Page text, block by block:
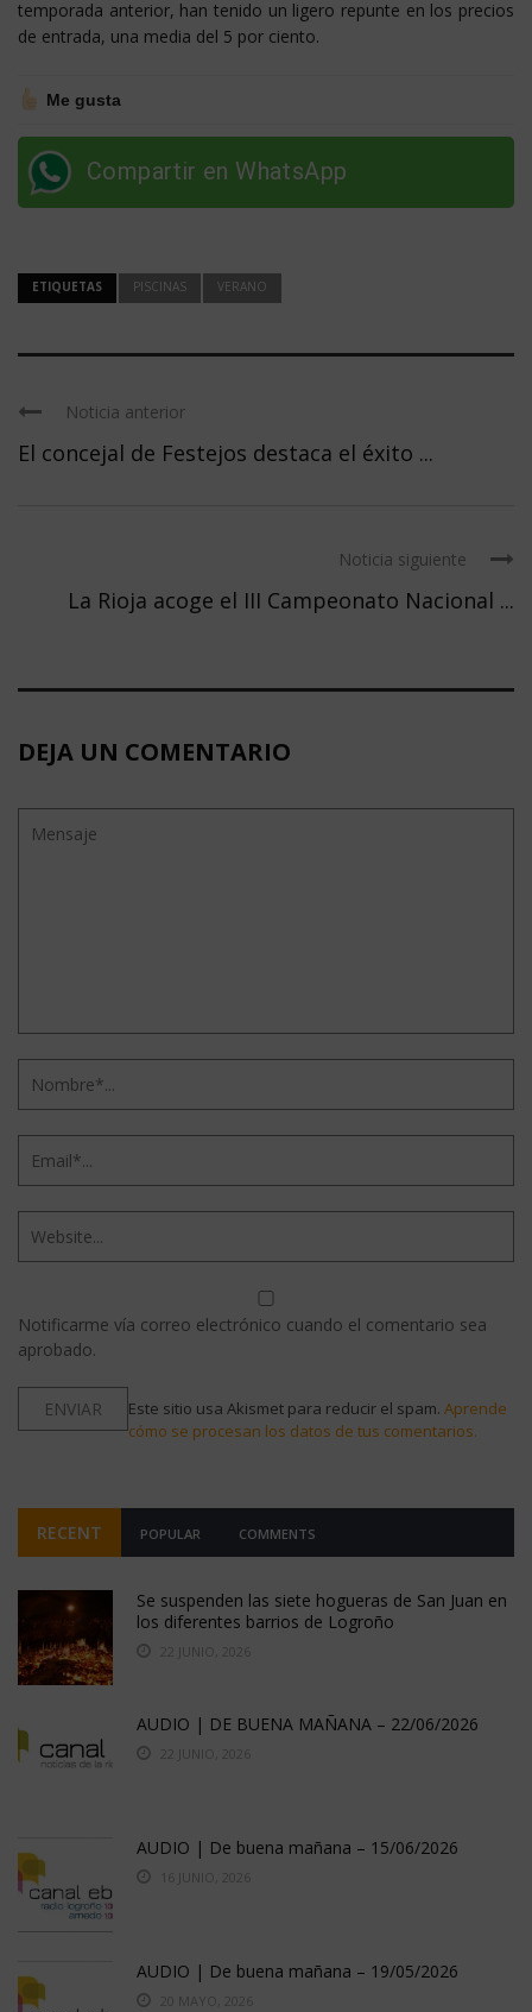
temporada anterior, han tenido un ligero repunte en los precios
de entrada, una media del 5 por ciento.
Me gusta
Compartir en WhatsApp
ETIQUETAS PISCINAS VERANO
Noticia anterior
El concejal de Festejos destaca el éxito ...
Noticia siguiente
La Rioja acoge el III Campeonato Nacional ...
DEJA UN COMENTARIO
Notificarme vía correo electrónico cuando el comentario sea
aprobado.
Este sitio usa Akismet para reducir el spam. Aprende
cómo se procesan los datos de tus comentarios.
RECENT POPULAR COMMENTS
Se suspenden las siete hogueras de San Juan en
los diferentes barrios de Logroño
22 JUNIO, 2026
AUDIO | DE BUENA MAÑANA – 22/06/2026
22 JUNIO, 2026
AUDIO | De buena mañana – 15/06/2026
16 JUNIO, 2026
AUDIO | De buena mañana – 19/05/2026
20 MAYO, 2026